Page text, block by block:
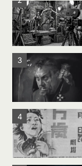
3
4
5